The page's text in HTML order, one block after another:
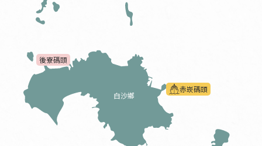
後寮碼頭
赤崁碼頭
白沙鄉